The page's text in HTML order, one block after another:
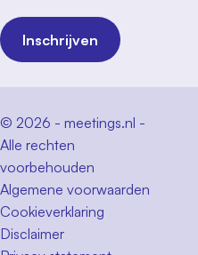
Inschrijven
© 2026 - meetings.nl -
Alle rechten
voorbehouden
Algemene voorwaarden
Cookieverklaring
Disclaimer